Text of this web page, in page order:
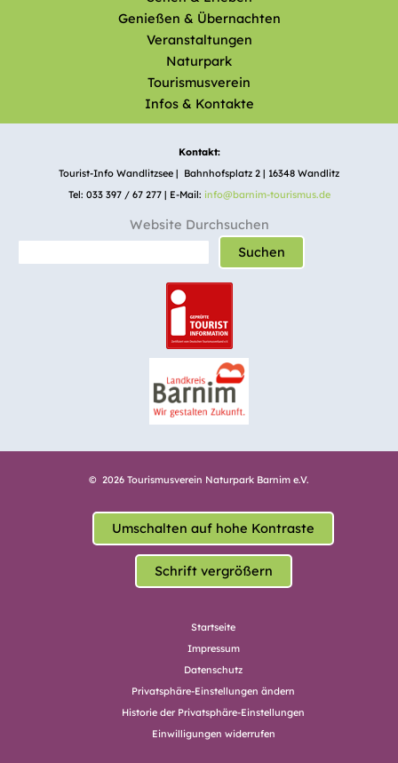
Genießen & Übernachten
Veranstaltungen
Naturpark
Tourismusverein
Infos & Kontakte
Kontakt:
Tourist-Info Wandlitzsee | Bahnhofsplatz 2 | 16348 Wandlitz
Tel: 033 397 / 67 277 | E-Mail: info@barnim-tourismus.de
Website Durchsuchen
Suchen
© 2026 Tourismusverein Naturpark Barnim e.V.
Umschalten auf hohe Kontraste
Schrift vergrößern
Startseite
Impressum
Datenschutz
Privatsphäre-Einstellungen ändern
Historie der Privatsphäre-Einstellungen
Einwilligungen widerrufen